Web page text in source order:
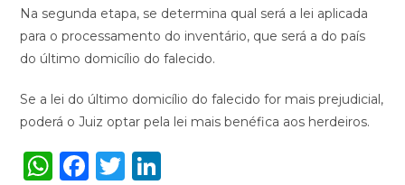
Na segunda etapa, se determina qual será a lei aplicada
para o processamento do inventário, que será a do país
do último domicílio do falecido.
Se a lei do último domicílio do falecido for mais prejudicial,
poderá o Juiz optar pela lei mais benéfica aos herdeiros.
W F
T